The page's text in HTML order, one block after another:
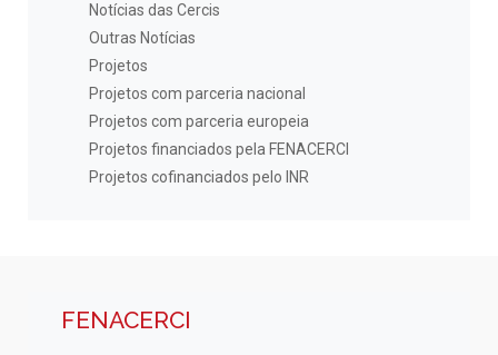
Notícias das Cercis
Outras Notícias
Projetos
Projetos com parceria nacional
Projetos com parceria europeia
Projetos financiados pela FENACERCI
Projetos cofinanciados pelo INR
FENACERCI